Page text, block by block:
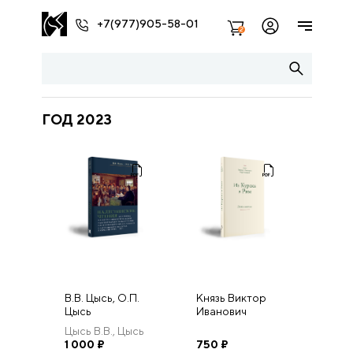
+7(977)905-58-01 2
ГОД 2023
В.В. Цысь, О.П.
Цысь
ПАЛЕСТИНСКИЕ
ЧТЕНИЯ КАК
Цысь В.В., Цысь
О.П.
1 000 ₽
Князь Виктор
Иванович
Курска в Рим.
750 ₽